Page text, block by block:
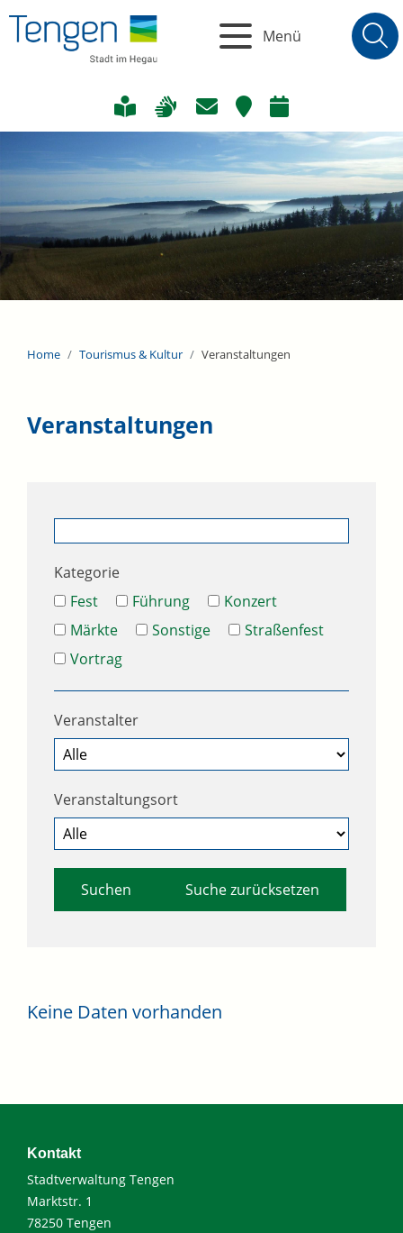
Menü
Home Tourismus & Kultur Veranstaltungen
Veranstaltungen
Kategorie
Fest
Führung
Konzert
Märkte
Sonstige
Straßenfest
Vortrag
Veranstalter
Veranstaltungsort
Suche zurücksetzen
Keine Daten vorhanden
Kontakt
Stadtverwaltung Tengen
Marktstr. 1
78250 Tengen